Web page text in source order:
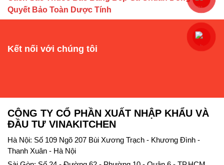
Quyết Bảo Toàn Dược Tính
y
Kết nối với chúng tôi
CÔNG TY CỔ PHẦN XUẤT NHẬP KHẨU VÀ
ĐẦU TƯ VINAKITCHEN
Hà Nội: Số 109 Ngõ 207 Bùi Xương Trạch - Khương Đình -
Thanh Xuân - Hà Nội